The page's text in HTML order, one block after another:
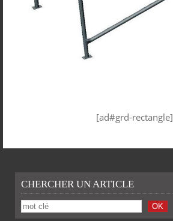
[ad#grd-rectangle]
CHERCHER UN ARTICLE